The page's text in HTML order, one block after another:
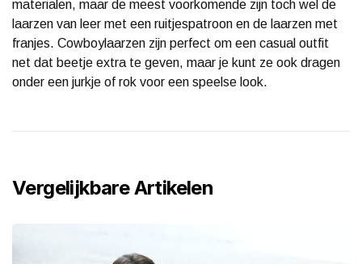
materialen, maar de meest voorkomende zijn toch wel de
laarzen van leer met een ruitjespatroon en de laarzen met
franjes. Cowboylaarzen zijn perfect om een casual outfit
net dat beetje extra te geven, maar je kunt ze ook dragen
onder een jurkje of rok voor een speelse look.
Vergelijkbare Artikelen